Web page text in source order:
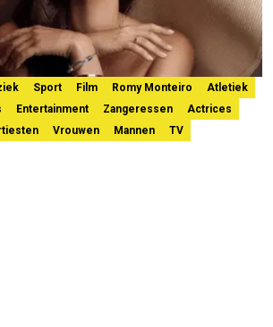
Sport Film Romy Monteiro
Atletiek
Entertainment Zangeressen
Actrices
Vrouwen Mannen TV